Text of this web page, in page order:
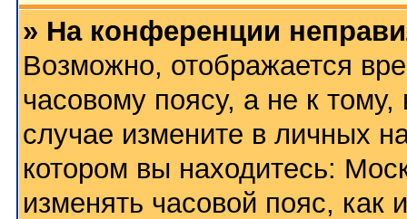
» На конференции
Возможно, отображается
часовому поясу, а не к
случае измените в личных
котором вы находитесь:
изменять часовой пояс, как